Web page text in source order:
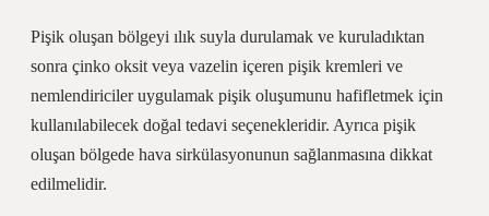
Pişik oluşan bölgeyi ılık suyla durulamak ve kuruladıktan
sonra çinko oksit veya vazelin içeren pişik kremleri ve
nemlendiriciler uygulamak pişik oluşumunu hafifletmek için
kullanılabilecek doğal tedavi seçenekleridir. Ayrıca pişik
oluşan bölgede hava sirkülasyonunun sağlanmasına dikkat
edilmelidir.